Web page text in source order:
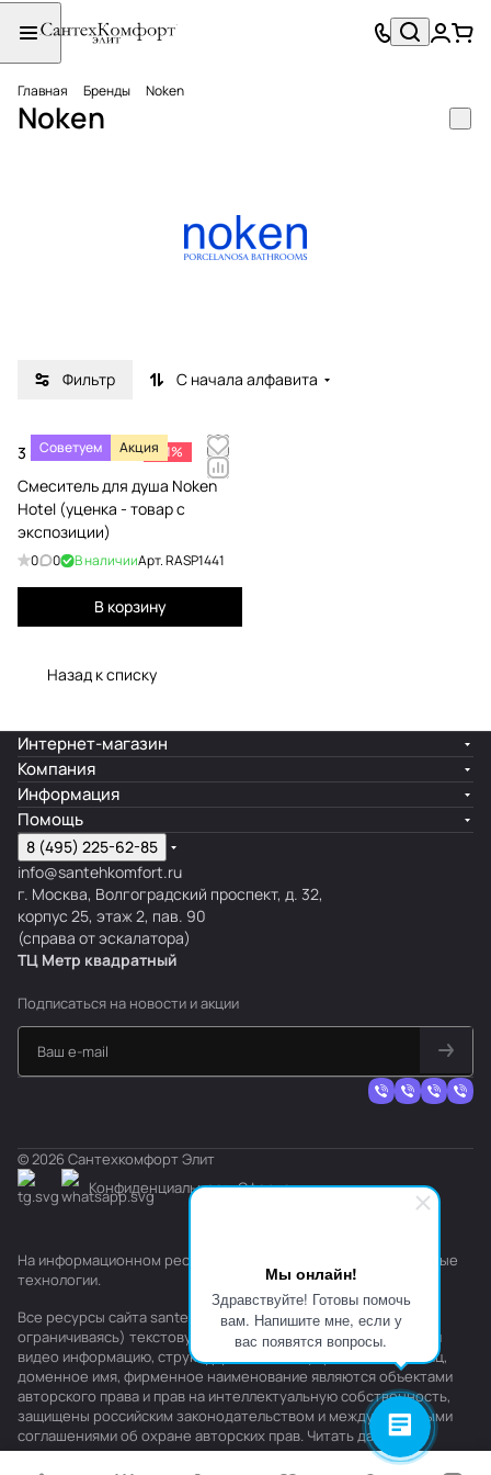
Мы онлайн!
Здравствуйте! Готовы помочь
вам. Напишите мне, если у
вас появятся вопросы.
Главная Бренды Noken
Noken
Фильтр С начала алфавита
Советуем Акция
3 553 ₽/шт18 700 ₽ -81%
Смеситель для душа Noken
Hotel (уценка - товар с
экспозиции)
0 0 В наличииАрт.RASP1441
В корзину
Назад к списку
Интернет-магазин
Компания
Информация
Помощь
8 (495) 225-62-85
info@santehkomfort.ru
г. Москва, Волгоградский проспект, д. 32,
корпус 25, этаж 2, пав. 90
(справа от эскалатора)
ТЦ Метр квадратный
Подписаться на новости и акции
© 2026 Сантехкомфорт Элит
КонфиденциальностьОферта
На информационном ресурсе применяются
рекомендательные
технологии.
Все ресурсы сайта santehkomfort.ru, включая (но не
ограничиваясь) текстовую, графическую, фотографическую и
видео информацию, структуру, дизайн и оформление страниц,
доменное имя, фирменное наименование являются объектами
авторского права и прав на интеллектуальную собственность,
защищены российским законодательством и международными
соглашениями об охране авторских прав. Читать далее